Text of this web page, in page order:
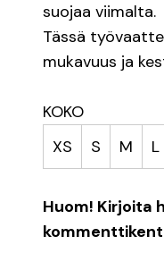
suojaa viimalta.
Tässä
mukavuus ja
KOKO
XS
S M L
Huom! Kirjoita